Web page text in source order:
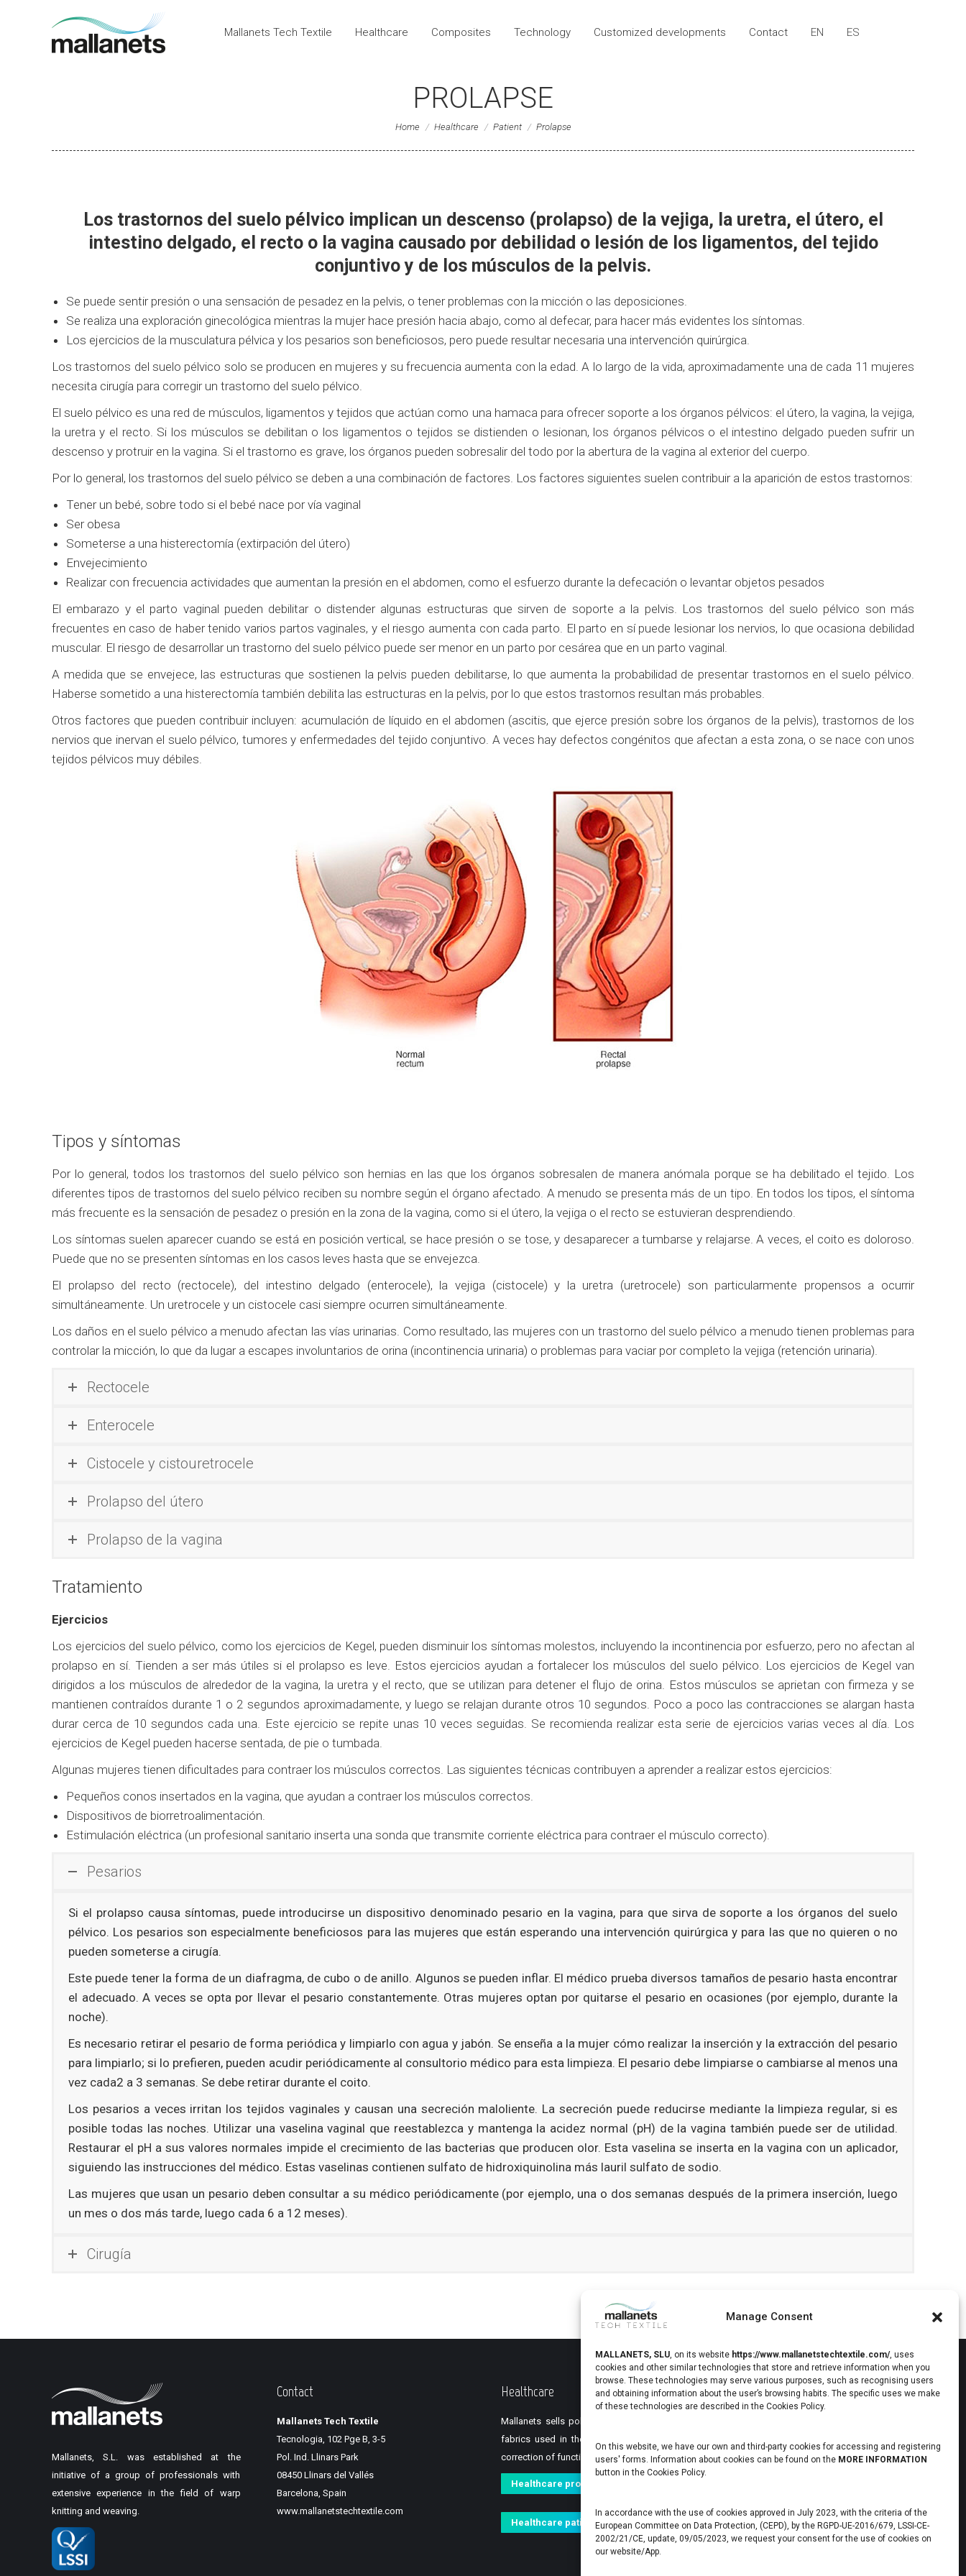
Manage Consent
MALLANETS, SLU, on its website https://www.mallanetstechtextile.com/, uses
cookies and other similar technologies that store and retrieve information when you
browse. These technologies may serve various purposes, such as recognising users
and obtaining information about the user’s browsing habits. The specific uses we make
of these technologies are described in the Cookies Policy.
On this website, we have our own and third-party cookies for accessing and registering
users' forms. Information about cookies can be found on the MORE INFORMATION
button in the Cookies Policy.
In accordance with the use of cookies approved in July 2023, with the criteria of the
European Committee on Data Protection, (CEPD), by the RGPD-UE-2016/679, LSSI-CE-
2002/21/CE, update, 09/05/2023, we request your consent for the use of cookies on
our website/App.
Mallanets Tech Textile Healthcare Composites Technology Customized developments Contact EN ES
PROLAPSE
You are here:
Home Healthcare Patient Prolapse
Los trastornos del suelo pélvico implican un descenso (prolapso) de la vejiga, la uretra, el útero, el
intestino delgado, el recto o la vagina causado por debilidad o lesión de los ligamentos, del tejido
conjuntivo y de los músculos de la pelvis.
Se puede sentir presión o una sensación de pesadez en la pelvis, o tener problemas con la micción o las deposiciones.
Se realiza una exploración ginecológica mientras la mujer hace presión hacia abajo, como al defecar, para hacer más evidentes los síntomas.
Los ejercicios de la musculatura pélvica y los pesarios son beneficiosos, pero puede resultar necesaria una intervención quirúrgica.
Los trastornos del suelo pélvico solo se producen en mujeres y su frecuencia aumenta con la edad. A lo largo de la vida, aproximadamente una de cada 11 mujeres
necesita cirugía para corregir un trastorno del suelo pélvico.
El suelo pélvico es una red de músculos, ligamentos y tejidos que actúan como una hamaca para ofrecer soporte a los órganos pélvicos: el útero, la vagina, la vejiga,
la uretra y el recto. Si los músculos se debilitan o los ligamentos o tejidos se distienden o lesionan, los órganos pélvicos o el intestino delgado pueden sufrir un
descenso y protruir en la vagina. Si el trastorno es grave, los órganos pueden sobresalir del todo por la abertura de la vagina al exterior del cuerpo.
Por lo general, los trastornos del suelo pélvico se deben a una combinación de factores. Los factores siguientes suelen contribuir a la aparición de estos trastornos:
Tener un bebé, sobre todo si el bebé nace por vía vaginal
Ser obesa
Someterse a una histerectomía (extirpación del útero)
Envejecimiento
Realizar con frecuencia actividades que aumentan la presión en el abdomen, como el esfuerzo durante la defecación o levantar objetos pesados
El embarazo y el parto vaginal pueden debilitar o distender algunas estructuras que sirven de soporte a la pelvis. Los trastornos del suelo pélvico son más
frecuentes en caso de haber tenido varios partos vaginales, y el riesgo aumenta con cada parto. El parto en sí puede lesionar los nervios, lo que ocasiona debilidad
muscular. El riesgo de desarrollar un trastorno del suelo pélvico puede ser menor en un parto por cesárea que en un parto vaginal.
A medida que se envejece, las estructuras que sostienen la pelvis pueden debilitarse, lo que aumenta la probabilidad de presentar trastornos en el suelo pélvico.
Haberse sometido a una histerectomía también debilita las estructuras en la pelvis, por lo que estos trastornos resultan más probables.
Otros factores que pueden contribuir incluyen: acumulación de líquido en el abdomen (ascitis, que ejerce presión sobre los órganos de la pelvis), trastornos de los
nervios que inervan el suelo pélvico, tumores y enfermedades del tejido conjuntivo. A veces hay defectos congénitos que afectan a esta zona, o se nace con unos
tejidos pélvicos muy débiles.
Tipos y síntomas
Por lo general, todos los trastornos del suelo pélvico son hernias en las que los órganos sobresalen de manera anómala porque se ha debilitado el tejido. Los
diferentes tipos de trastornos del suelo pélvico reciben su nombre según el órgano afectado. A menudo se presenta más de un tipo. En todos los tipos, el síntoma
más frecuente es la sensación de pesadez o presión en la zona de la vagina, como si el útero, la vejiga o el recto se estuvieran desprendiendo.
Los síntomas suelen aparecer cuando se está en posición vertical, se hace presión o se tose, y desaparecer a tumbarse y relajarse. A veces, el coito es doloroso.
Puede que no se presenten síntomas en los casos leves hasta que se envejezca.
El prolapso del recto (rectocele), del intestino delgado (enterocele), la vejiga (cistocele) y la uretra (uretrocele) son particularmente propensos a ocurrir
simultáneamente. Un uretrocele y un cistocele casi siempre ocurren simultáneamente.
Los daños en el suelo pélvico a menudo afectan las vías urinarias. Como resultado, las mujeres con un trastorno del suelo pélvico a menudo tienen problemas para
controlar la micción, lo que da lugar a escapes involuntarios de orina (incontinencia urinaria) o problemas para vaciar por completo la vejiga (retención urinaria).
Rectocele
Enterocele
Cistocele y cistouretrocele
Prolapso del útero
Prolapso de la vagina
Tratamiento
Ejercicios
Los ejercicios del suelo pélvico, como los ejercicios de Kegel, pueden disminuir los síntomas molestos, incluyendo la incontinencia por esfuerzo, pero no afectan al
prolapso en sí. Tienden a ser más útiles si el prolapso es leve. Estos ejercicios ayudan a fortalecer los músculos del suelo pélvico. Los ejercicios de Kegel van
dirigidos a los músculos de alrededor de la vagina, la uretra y el recto, que se utilizan para detener el flujo de orina. Estos músculos se aprietan con firmeza y se
mantienen contraídos durante 1 o 2 segundos aproximadamente, y luego se relajan durante otros 10 segundos. Poco a poco las contracciones se alargan hasta
durar cerca de 10 segundos cada una. Este ejercicio se repite unas 10 veces seguidas. Se recomienda realizar esta serie de ejercicios varias veces al día. Los
ejercicios de Kegel pueden hacerse sentada, de pie o tumbada.
Algunas mujeres tienen dificultades para contraer los músculos correctos. Las siguientes técnicas contribuyen a aprender a realizar estos ejercicios:
Pequeños conos insertados en la vagina, que ayudan a contraer los músculos correctos.
Dispositivos de biorretroalimentación.
Estimulación eléctrica (un profesional sanitario inserta una sonda que transmite corriente eléctrica para contraer el músculo correcto).
Pesarios
Si el prolapso causa síntomas, puede introducirse un dispositivo denominado pesario en la vagina, para que sirva de soporte a los órganos del suelo
pélvico. Los pesarios son especialmente beneficiosos para las mujeres que están esperando una intervención quirúrgica y para las que no quieren o no
pueden someterse a cirugía.
Este puede tener la forma de un diafragma, de cubo o de anillo. Algunos se pueden inflar. El médico prueba diversos tamaños de pesario hasta encontrar
el adecuado. A veces se opta por llevar el pesario constantemente. Otras mujeres optan por quitarse el pesario en ocasiones (por ejemplo, durante la
noche).
Es necesario retirar el pesario de forma periódica y limpiarlo con agua y jabón. Se enseña a la mujer cómo realizar la inserción y la extracción del pesario
para limpiarlo; si lo prefieren, pueden acudir periódicamente al consultorio médico para esta limpieza. El pesario debe limpiarse o cambiarse al menos una
vez cada2 a 3 semanas. Se debe retirar durante el coito.
Los pesarios a veces irritan los tejidos vaginales y causan una secreción maloliente. La secreción puede reducirse mediante la limpieza regular, si es
posible todas las noches. Utilizar una vaselina vaginal que reestablezca y mantenga la acidez normal (pH) de la vagina también puede ser de utilidad.
Restaurar el pH a sus valores normales impide el crecimiento de las bacterias que producen olor. Esta vaselina se inserta en la vagina con un aplicador,
siguiendo las instrucciones del médico. Estas vaselinas contienen sulfato de hidroxiquinolina más lauril sulfato de sodio.
Las mujeres que usan un pesario deben consultar a su médico periódicamente (por ejemplo, una o dos semanas después de la primera inserción, luego
un mes o dos más tarde, luego cada 6 a 12 meses).
Cirugía
Mallanets, S.L. was established at the
initiative of a group of professionals with
extensive experience in the field of warp
knitting and weaving.
Contact
Mallanets Tech Textile
Tecnologia, 102 Pge B, 3-5
Pol. Ind. Llinars Park
08450 Llinars del Vallés
Barcelona, Spain
www.mallanetstechtextile.com
Healthcare
Mallanets sells polypropylene monofilament
fabrics used in the operating room for the
correction of functional anatomical defects
Healthcare professional
Healthcare patient
Composites
for vacuum techniques or Vacuum Bagging